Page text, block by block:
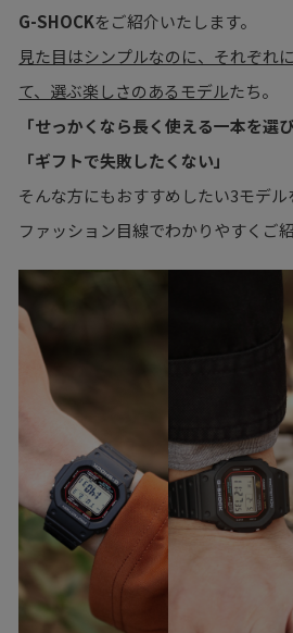
G-SHOCKをご紹介いたします。
見た目はシンプルなのに、それぞれ
て、選ぶ楽しさのあるモデルたち。
「せっかくなら長く使える一本を選び
「ギフトで失敗したくない」
そんな方にもおすすめしたい3モデル
ファッション目線でわかりやすくご